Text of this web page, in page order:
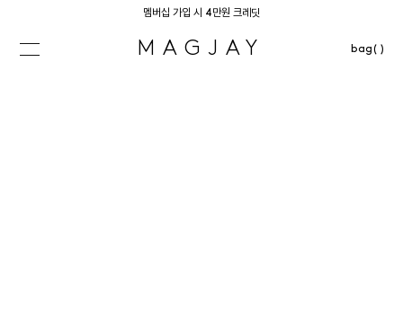
멤버십 가입 시 4만원 크레딧
MAGJAY bag( )